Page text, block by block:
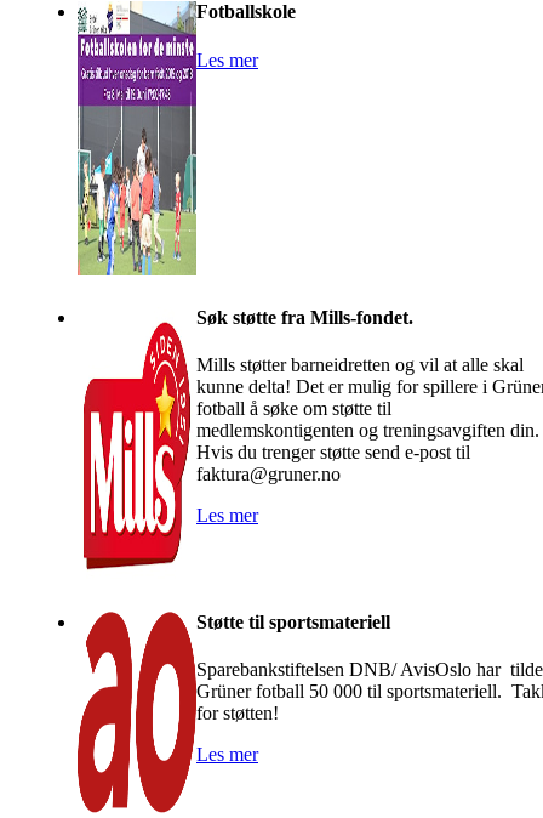
Fotballskole
Les mer
Søk støtte fra Mills-fondet.
Mills støtter barneidretten og vil at alle skal
kunne delta! Det er mulig for spillere i
fotball å søke om støtte til
medlemskontigenten og treningsavgiften din.
Hvis du trenger støtte send e-post til
faktura@gruner.no
Les mer
Støtte til sportsmateriell
Sparebankstiftelsen DNB/ AvisOslo har
Grüner fotball 50 000 til sportsmateriell.
for støtten!
Les mer